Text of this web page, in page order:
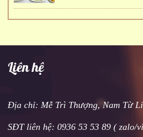
Liên hệ
Địa chỉ: Mễ Trì Thượng, Nam Từ
SĐT liên hệ: 0936 53 53 89 ( zalo/